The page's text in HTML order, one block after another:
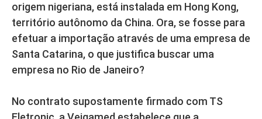
origem nigeriana, está instalada em Hong Kong,
território autônomo da China. Ora, se fosse para
efetuar a importação através de uma empresa de
Santa Catarina, o que justifica buscar uma
empresa no Rio de Janeiro?
No contrato supostamente firmado com TS